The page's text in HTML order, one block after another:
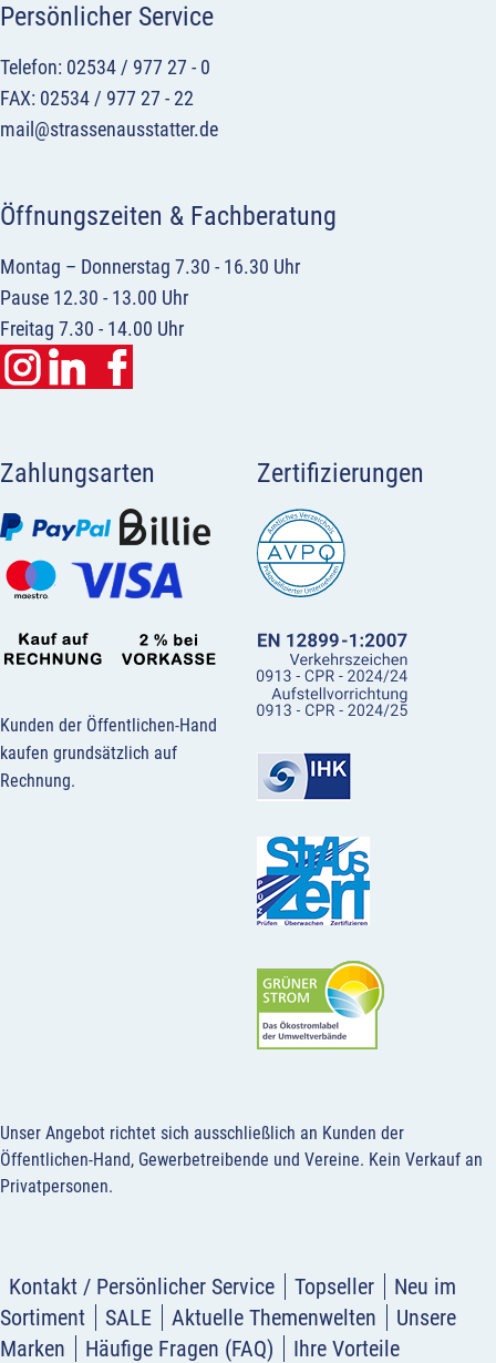
Persönlicher Service
Telefon: 02534 / 977 27 - 0
FAX: 02534 / 977 27 - 22
mail@strassenausstatter.de
Öffnungszeiten & Fachberatung
Montag – Donnerstag 7.30 - 16.30 Uhr
Pause 12.30 - 13.00 Uhr
Freitag 7.30 - 14.00 Uhr
Zahlungsarten
Kunden der Öffentlichen-Hand
kaufen grundsätzlich auf
Rechnung.
Zertifizierungen
Unser Angebot richtet sich ausschließlich an Kunden der
Öffentlichen-Hand, Gewerbetreibende und Vereine. Kein Verkauf an
Privatpersonen.
Kontakt / Persönlicher Service Topseller
Neu im
Sortiment
SALE Aktuelle Themenwelten
Unsere
Marken
Häufige Fragen (FAQ) Ihre Vorteile